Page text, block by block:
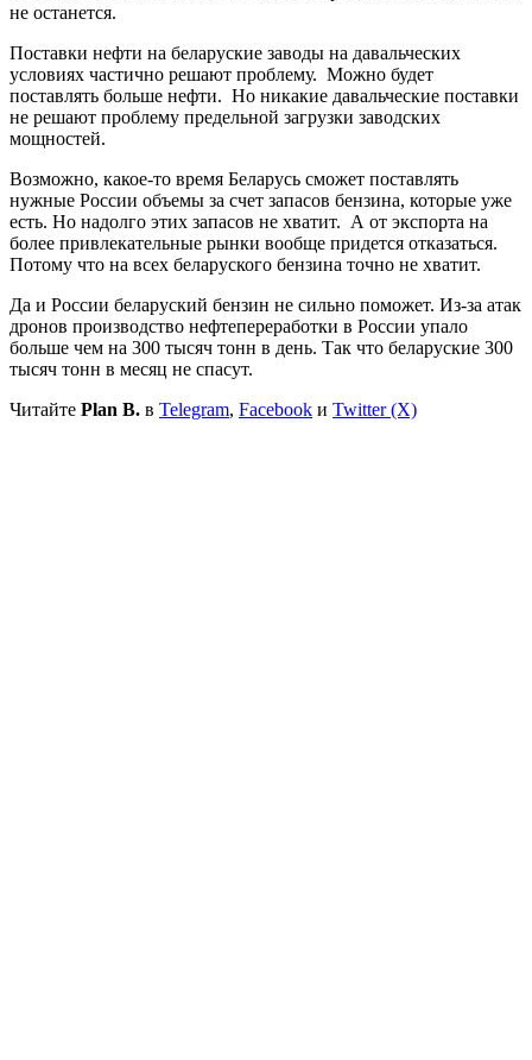
не останется.
Поставки нефти на беларуские заводы на давальческих
условиях частично решают проблему. Можно будет
поставлять больше нефти. Но никакие давальческие поставки
не решают проблему предельной загрузки заводских
мощностей.
Возможно, какое-то время Беларусь сможет поставлять
нужные России объемы за счет запасов бензина, которые уже
есть. Но надолго этих запасов не хватит. А от экспорта на
более привлекательные рынки вообще придется отказаться.
Потому что на всех беларуского бензина точно не хватит.
Да и России беларуский бензин не сильно поможет. Из-за атак
дронов производство нефтепереработки в России упало
больше чем на 300 тысяч тонн в день. Так что беларуские 300
тысяч тонн в месяц не спасут.
Читайте Plan B. в Telegram, Facebook и Twitter (X)